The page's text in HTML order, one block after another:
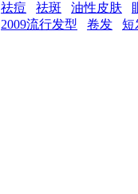
祛痘 祛斑 油性皮肤
2009流行发型 卷发
短